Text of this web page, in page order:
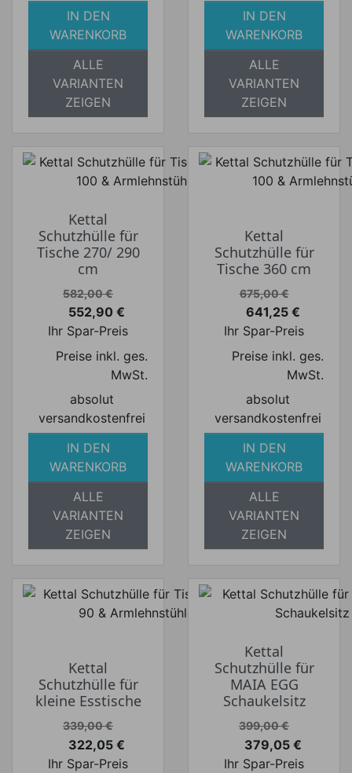
IN DEN
WARENKORB
ALLE
VARIANTEN
ZEIGEN
IN DEN
WARENKORB
ALLE
VARIANTEN
ZEIGEN
Kettal
Schutzhülle für
Tische 270/ 290
cm
Verkaufspreis
582,00 €
Preis
552,90 €
Ihr Spar-Preis
Preise inkl. ges.
MwSt.
absolut
versandkostenfrei
IN DEN
WARENKORB
ALLE
VARIANTEN
ZEIGEN
Kettal
Schutzhülle für
Tische 360 cm
Verkaufspreis
675,00 €
Preis
641,25 €
Ihr Spar-Preis
Preise inkl. ges.
MwSt.
absolut
versandkostenfrei
IN DEN
WARENKORB
ALLE
VARIANTEN
ZEIGEN
Kettal
Schutzhülle für
kleine Esstische
Verkaufspreis
339,00 €
Preis
322,05 €
Ihr Spar-Preis
Kettal
Schutzhülle für
MAIA EGG
Schaukelsitz
Verkaufspreis
399,00 €
Preis
379,05 €
Ihr Spar-Preis